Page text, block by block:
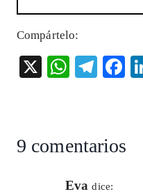
Compártelo:
X
W
p
p
T
ra
m
F
o
9 comentarios
Eva dice: